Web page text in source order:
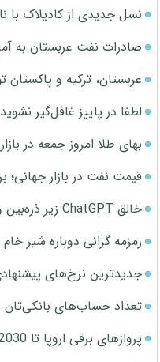
نسل جدیدی از کادیلاک
صادرات نفت عربستان به
عربستان، ترکیه و
لطفا در پاییز غافل‌گیر نشوید
بهای طلا امروز جمعه در
قیمت نفت در بازار جهانی؛ برنت به 83
خالق ChatGPT زیر ذره‌بین وزارت دادگستری آمریکا
زمزمه گرانی دوباره شیر خام
جدیدترین نرخ‌های پیشنهادی مسکن
تعداد حساب‌های بانکی‌تان
پروازهای برقی اروپا تا 2030 آغاز می‌شود